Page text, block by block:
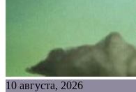
10 августа, 2026